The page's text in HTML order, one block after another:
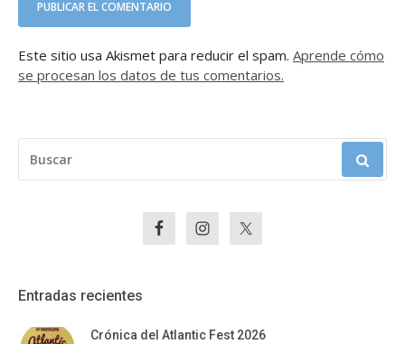
Este sitio usa Akismet para reducir el spam. Aprende cómo
se procesan los datos de tus comentarios.
Entradas recientes
Crónica del Atlantic Fest 2026